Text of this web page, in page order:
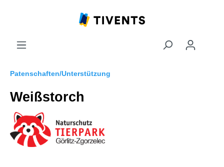
Patenschaften/Unterstützung
Weißstorch